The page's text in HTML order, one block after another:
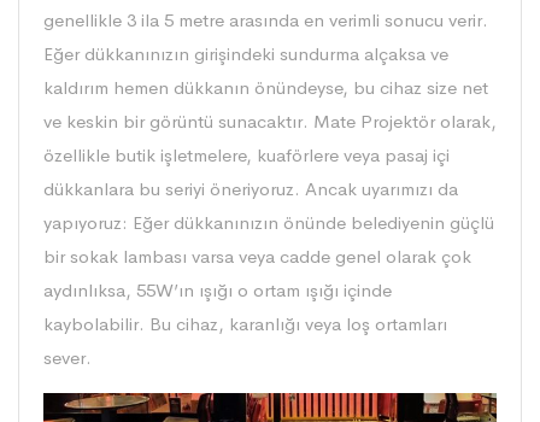
genellikle 3 ila 5 metre arasında en verimli sonucu verir.
Eğer dükkanınızın girişindeki sundurma alçaksa ve
kaldırım hemen dükkanın önündeyse, bu cihaz size net
ve keskin bir görüntü sunacaktır. Mate Projektör olarak,
özellikle butik işletmelere, kuaförlere veya pasaj içi
dükkanlara bu seriyi öneriyoruz. Ancak uyarımızı da
yapıyoruz: Eğer dükkanınızın önünde belediyenin güçlü
bir sokak lambası varsa veya cadde genel olarak çok
aydınlıksa, 55W’ın ışığı o ortam ışığı içinde
kaybolabilir. Bu cihaz, karanlığı veya loş ortamları
sever.